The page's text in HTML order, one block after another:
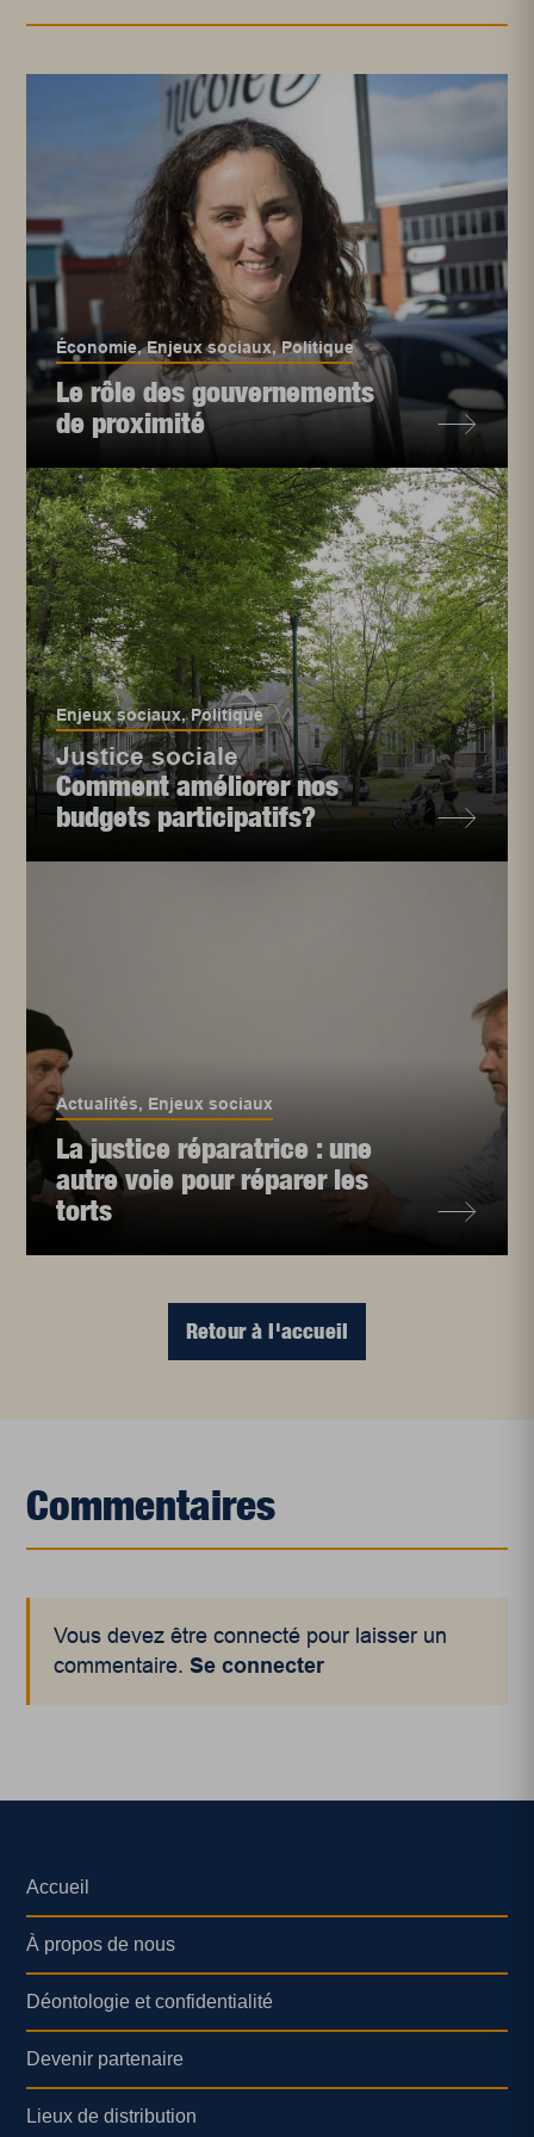
Économie,Enjeux sociaux,Politique
Le rôle des gouvernements
de proximité
Enjeux sociaux,Politique
Justice sociale
Comment améliorer nos
budgets participatifs?
Actualités, Enjeux sociaux
La justice réparatrice : une
autre voie pour réparer les
torts
Retour à l'accueil
Commentaires
Vous devez être connecté pour laisser un
commentaire.Se connecter
Accueil
À propos de nous
Déontologie et confidentialité
Devenir partenaire
Lieux de distribution